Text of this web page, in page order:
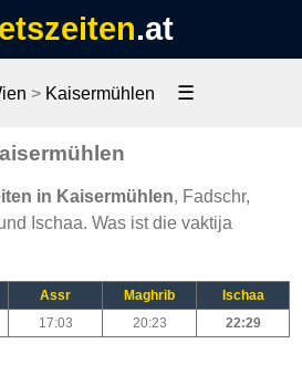
.at
> Kaisermühlen ☰
in Kaisermühlen, Fadschr,
Ischaa. Was ist die vaktija
Assr Maghrib
Ischaa
17:03 20:23 22:29